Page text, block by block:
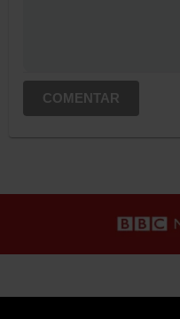
COMENTAR